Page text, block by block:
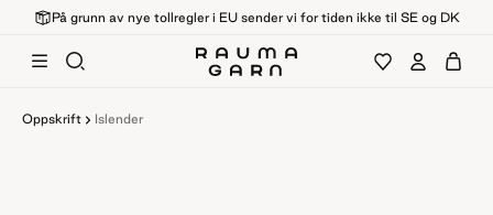
På grunn av nye tollregler i EU sender vi for tiden ikke til SE og DK
Oppskrift Islender